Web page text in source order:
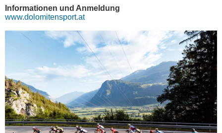
Informationen und Anmeldung
www.dolomitensport.at